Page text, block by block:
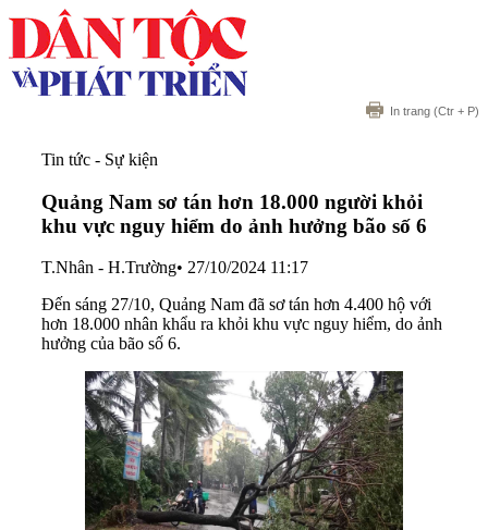
In trang (Ctr + P)
Tin tức - Sự kiện
Quảng Nam sơ tán hơn 18.000 người khỏi
khu vực nguy hiểm do ảnh hưởng bão số 6
T.Nhân - H.Trường• 27/10/2024 11:17
Đến sáng 27/10, Quảng Nam đã sơ tán hơn 4.400 hộ với
hơn 18.000 nhân khẩu ra khỏi khu vực nguy hiểm, do ảnh
hưởng của bão số 6.